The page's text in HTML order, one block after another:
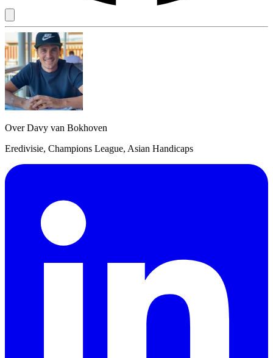
Over Davy van Bokhoven
Eredivisie, Champions League, Asian Handicaps